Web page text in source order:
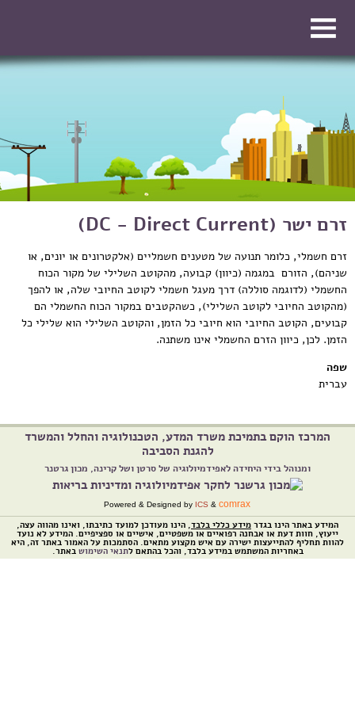
זרם ישר (DC - Direct Current)
זרם חשמלי, כלומר תנועה של מטענים חשמליים (אלקטרונים או יונים, או
שניהם), הזורם במגמה (כיוון) קבועה, מהקוטב השלילי של מקור הכוח
החשמלי (לדוגמה סוללה) דרך מעגל חשמלי לקוטב החיובי שלה, או להפך
(מהקוטב החיובי לקוטב השלילי), כשהקטבים במקור הכוח החשמלי הם
קבועים, הקוטב החיובי הוא חיובי כל הזמן, והקוטב השלילי הוא שלילי כל
הזמן. לכן, כיוון הזרם החשמלי אינו משתנה.
שפה
עברית
המרכז הוקם בתמיכת משרד המדע, הטכנולוגיה והחלל והמשרד
להגנת הסביבה
ומנוהל בידי היחידה לאפידמיולוגיה של סרטן ושל קרינה, מכון גרטנר
Powered & Designed by ICS &comrax
המידע באתר הינו בגדר מידע כללי בלבד, הינו מעודכן למועד כתיבתו, ואינו מהווה עצה,
ייעוץ, חוות דעת או אבחנה רפואיים או משפטיים, אישיים או ספציפיים. המידע לא נועד
להוות תחליף להתייעצות ישירה עם איש מקצוע מתאים. הסתמכות על האמור באתר זה, היא
באחריות המשתמש במידע בלבד, והכל בהתאם לתנאי השימוש באתר.